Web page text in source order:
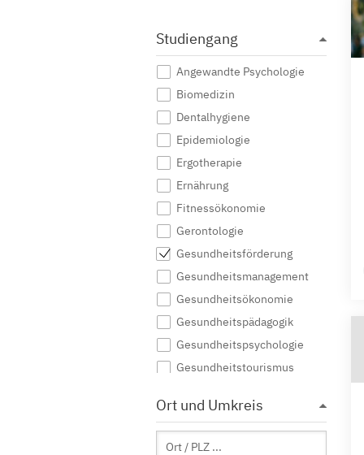
Studiengang
Angewandte Psychologie
Biomedizin
Dentalhygiene
Epidemiologie
Ergotherapie
Ernährung
Fitnessökonomie
Gerontologie
Gesundheitsförderung
Gesundheitsmanagement
Gesundheitsökonomie
Gesundheitspädagogik
Gesundheitspsychologie
Gesundheitstourismus
Sozialmanagement
Gesundheitswissenschaften
Health Care Management
Ort und Umkreis